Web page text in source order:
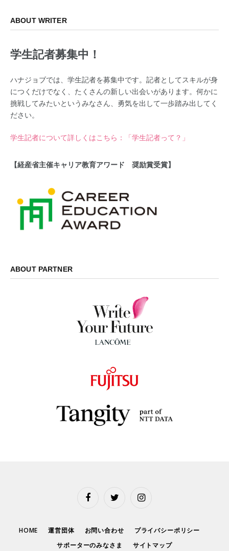
ABOUT WRITER
学生記者募集中！
ハナジョブでは、学生記者を募集中です。記者としてスキルが身
につくだけでなく、たくさんの新しい出会いがあります。何かに
挑戦してみたいというみなさん、勇気を出して一歩踏み出してく
ださい。
学生記者について詳しくはこちら：「学生記者って？」
【経産省主催キャリア教育アワード 奨励賞受賞】
ABOUT PARTNER
FacebookTwitter Instagram
HOME 運営団体 お問い合わせ
プライバシーポリシー
サポーターのみなさま
サイトマップ